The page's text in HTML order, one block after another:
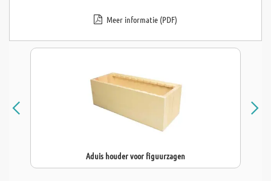
Meer informatie (PDF)
Aduis houder voor figuurzagen